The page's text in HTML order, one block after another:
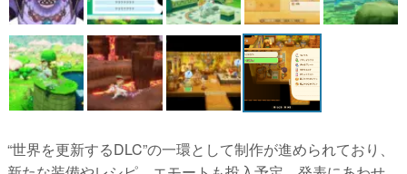
電ファミニコゲーマーとは？
運営：株式会社マレ
“世界を更新するDLC”の一環として制作が進められており、